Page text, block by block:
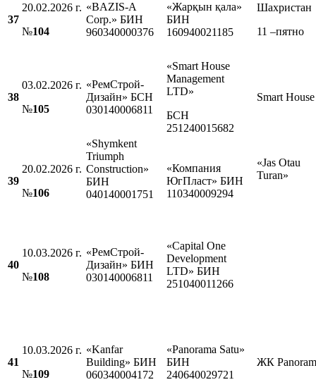
37
20.02.2026 г.
№104
«BAZIS-A
Corp.» БИН
960340000376
«Жарқын қала»
БИН
160940021185
Шахристан
11 –пятно
38
03.02.2026 г.
№105
«РемСтрой-
Дизайн» БСН
030140006811
«Smart House
Management
LTD»
БСН
251240015682
Smart House
39
20.02.2026 г.
№106
«Shymkent
Triumph
Construction»
БИН
040140001751
«Компания
ЮгПласт» БИН
110340009294
«Jas Otau
Turan»
40
10.03.2026 г.
№108
«РемСтрой-
Дизайн» БИН
030140006811
«Capital One
Development
LTD» БИН
251040011266
41
10.03.2026 г.
№109
«Kanfar
Building» БИН
060340004172
«Panorama Satu»
БИН
240640029721
ЖК